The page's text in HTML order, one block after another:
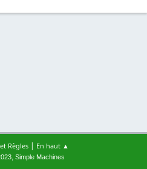
Règles| En haut ▲
, Simple Machines